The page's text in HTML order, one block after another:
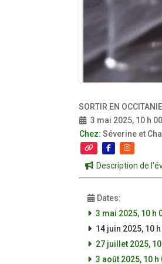
SORTIR EN
3 mai 2025, 10 h
Chez: Séverine et
Description de
Dates:
3 mai 2025, 10 h
14 juin 2025, 10
27 juillet 2025,
3 août 2025, 10 h